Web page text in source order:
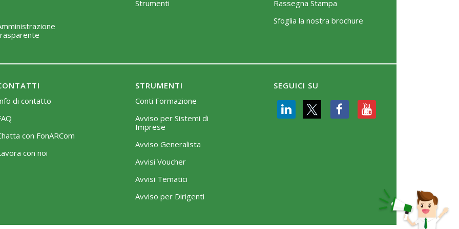
Strumenti
Rassegna Stampa
Sfoglia la nostra brochure
di contatto
con FonARCom
con noi
STRUMENTI
Conti Formazione
Avviso per Sistemi di
Imprese
Avviso Generalista
Avvisi Voucher
Avvisi Tematici
Avviso per Dirigenti
SEGUICI SU